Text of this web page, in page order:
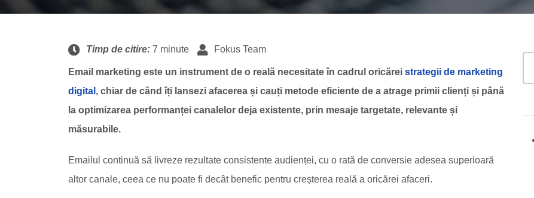
Timp de citire: 7 minute Fokus Team
Email marketing este un instrument de o reală necesitate în cadrul oricărei strategii de marketing
digital , chiar de când îți lansezi afacerea și cauți metode eficiente de a atrage primii clienți și până
la optimizarea performanței canalelor deja existente, prin mesaje targetate, relevante și
măsurabile.
Emailul continuă să livreze rezultate consistente audienței, cu o rată de conversie adesea superioară
altor canale, ceea ce nu poate fi decât benefic pentru creșterea reală a oricărei afaceri.